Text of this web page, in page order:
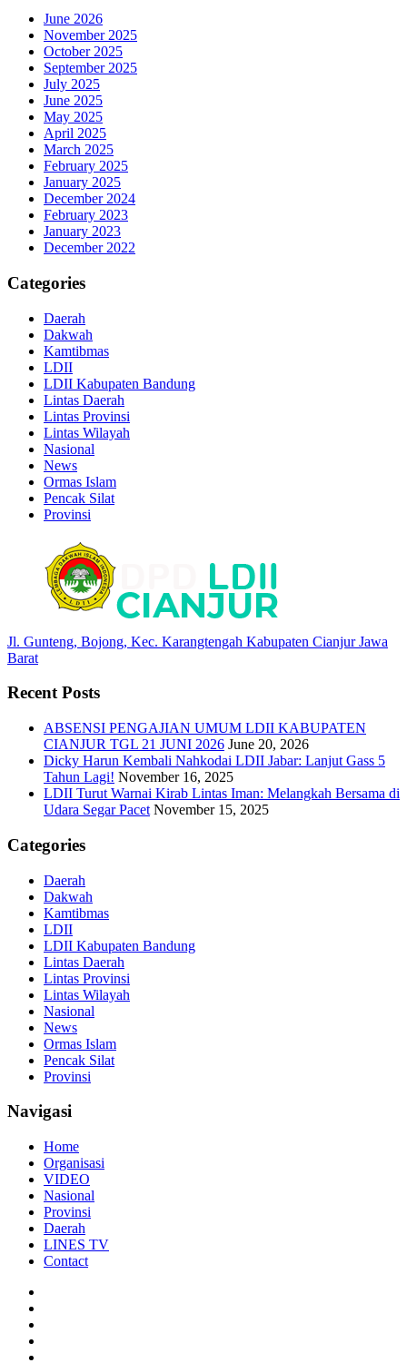
June 2026
November 2025
October 2025
September 2025
July 2025
June 2025
May 2025
April 2025
March 2025
February 2025
January 2025
December 2024
February 2023
January 2023
December 2022
Categories
Daerah
Dakwah
Kamtibmas
LDII
LDII Kabupaten Bandung
Lintas Daerah
Lintas Provinsi
Lintas Wilayah
Nasional
News
Ormas Islam
Pencak Silat
Provinsi
Jl. Gunteng, Bojong, Kec. Karangtengah Kabupaten Cianjur Jawa
Barat
Recent Posts
ABSENSI PENGAJIAN UMUM LDII KABUPATEN
CIANJUR TGL 21 JUNI 2026 June 20, 2026
Dicky Harun Kembali Nahkodai LDII Jabar: Lanjut Gass 5
Tahun Lagi! November 16, 2025
LDII Turut Warnai Kirab Lintas Iman: Melangkah Bersama di
Udara Segar Pacet November 15, 2025
Categories
Daerah
Dakwah
Kamtibmas
LDII
LDII Kabupaten Bandung
Lintas Daerah
Lintas Provinsi
Lintas Wilayah
Nasional
News
Ormas Islam
Pencak Silat
Provinsi
Navigasi
Home
Organisasi
VIDEO
Nasional
Provinsi
Daerah
LINES TV
Contact